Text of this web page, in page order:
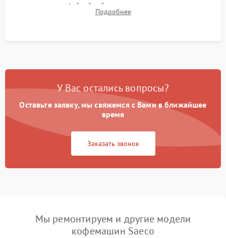
плотности кофейной таблетки, температуры напитка и
качества молочной пены. Контроль отсутствия посторонних
Подробнее
У Вас остались вопросы?
Оставьте заявку, мы свяжемся с Вами в ближайшее
время
Заказать звонок
Мы ремонтируем и другие модели
кофемашин Saeco